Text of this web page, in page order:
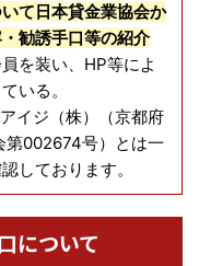
て日本貸金業協会か
勧誘手口等の紹介
を装い、HP等によ
いる。
イジ（株）（京都府
第002674号）とは一
しております。
について